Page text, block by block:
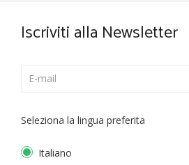
Iscriviti alla Newsletter
Seleziona la lingua preferita
Italiano